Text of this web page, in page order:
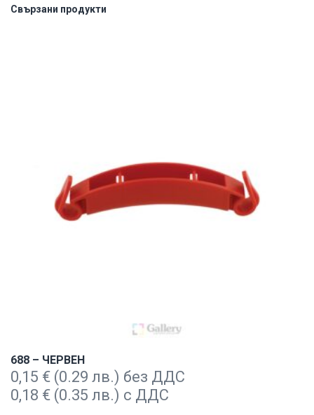
Свързани продукти
688 – ЧЕРВЕН
0,15 € (0.29 лв.) без ДДС
0,18 € (0.35 лв.) с ДДС